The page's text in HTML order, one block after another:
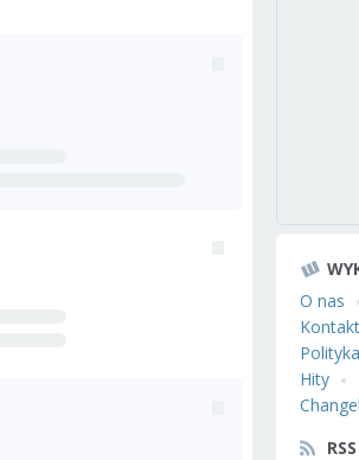
O nas
Kontakt
Hity
RSS